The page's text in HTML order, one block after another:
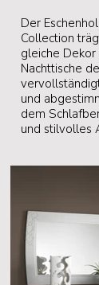
Der
Collection
gleiche
Nachttische
und
dem
und stilvolles